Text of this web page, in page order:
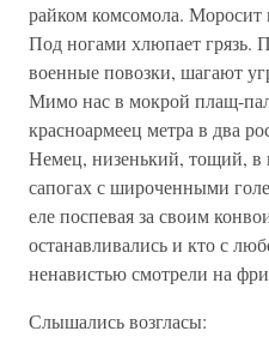
райком комсомола.
Под ногами хлюпает грязь.
военные повозки, шагают
Мимо нас в мокрой плащ-
красноармеец метра в два
Немец, низенький, тощий, в
сапогах с широченными
еле поспевая за своим
останавливались и кто с
ненавистью смотрели на
Слышались возгласы: